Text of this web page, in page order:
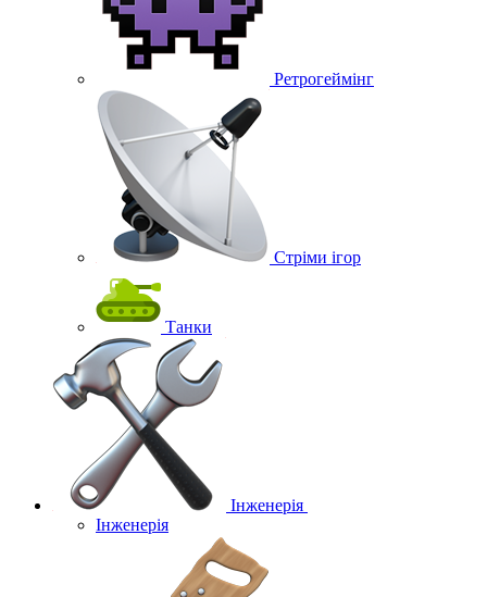
Ретрогеймінг
Стріми ігор
Танки
Інженерія
Інженерія